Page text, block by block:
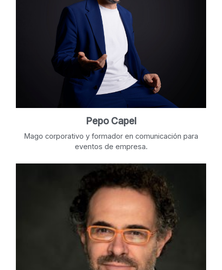
Pepo Capel
Mago corporativo y formador en comunicación para
eventos de empresa.